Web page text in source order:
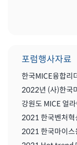
포럼행사자료
2022년 (사)한국
강원도 MICE 얼
2021 한국벤처혁